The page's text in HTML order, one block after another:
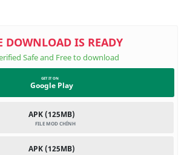
trọng chiếm vị trí trung tâm trong
chọn ấn tượng các phương tiện hàng
xuất nổi tiếng như Lamborghini, Bugatti,
sức mạnh của hơn 300 ô tô và mô
mô tô của bạn để nổi bật giữa đám
kịch bản đa dạng, đồng thời hoàn thiện
Google Play
APK (125MB)
APK (125MB)